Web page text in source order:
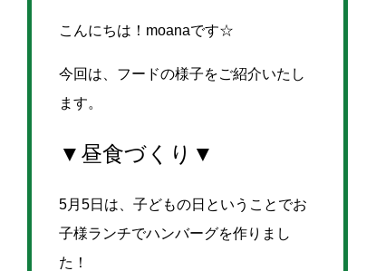
こんにちは！moanaです☆
今回は、フードの様子をご紹介いたし
ます。
▼昼食づくり▼
5月5日は、子どもの日ということでお
子様ランチでハンバーグを作りまし
た！